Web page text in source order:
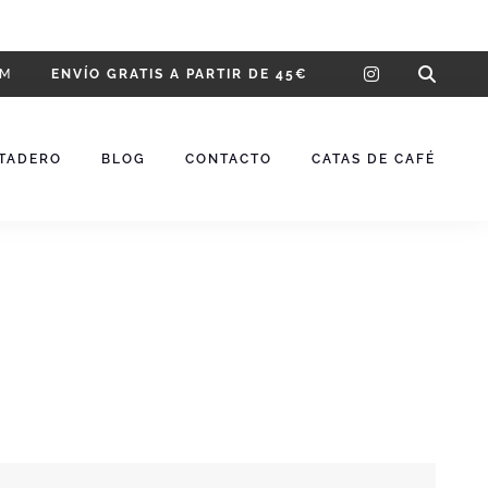
ENVÍO GRATIS A PARTIR DE 45€ instagram
BLOG CONTACTO CATAS DE CAFÉ